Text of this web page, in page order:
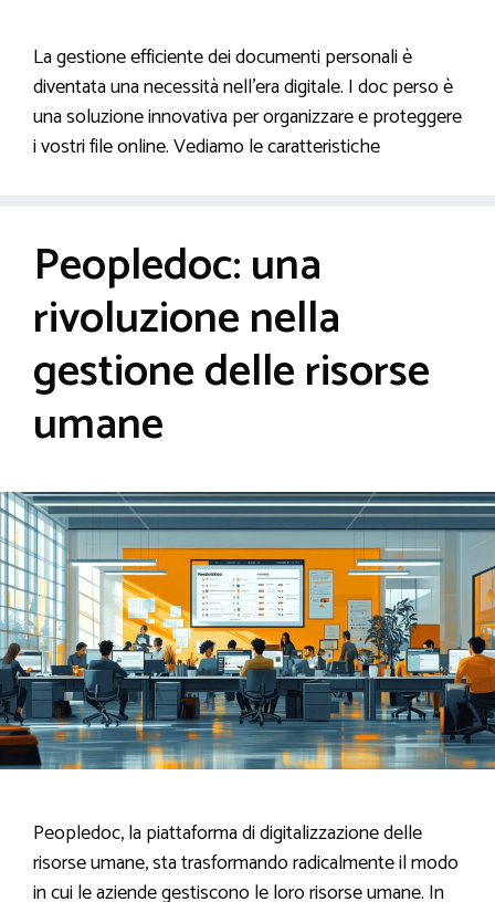
La gestione efficiente dei documenti personali è
diventata una necessità nell’era digitale. I doc perso è
una soluzione innovativa per organizzare e proteggere
i vostri file online. Vediamo le caratteristiche
Peopledoc: una
rivoluzione nella
gestione delle risorse
umane
Peopledoc, la piattaforma di digitalizzazione delle
risorse umane, sta trasformando radicalmente il modo
in cui le aziende gestiscono le loro risorse umane. In